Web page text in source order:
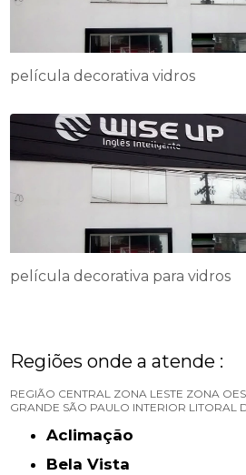
película decorativa vidros
película decorativa para vidros
Regiões onde a atende :
REGIÃO CENTRAL ZONA LESTE ZONA
GRANDE SÃO PAULO INTERIOR LITORAL
Aclimação
Bela Vista